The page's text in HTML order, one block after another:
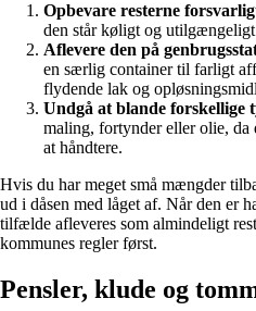
Opbevare resterne
den står køligt og
Aflevere den på
en særlig container til farligt
flydende lak og
Undgå at blande forskellige
maling, fortynder eller olie, da
at håndtere.
Hvis du har meget små mængder
ud i dåsen med låget af. Når den er
tilfælde afleveres som almindeligt
kommunes regler først.
Pensler, klude og